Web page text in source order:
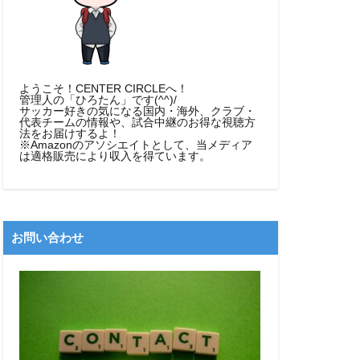
ようこそ！CENTER CIRCLEへ！
管理人の「ひろたん」です(^^)/
サッカー好きの気になる国内・海外、クラブ・
代表チームの情報や、試合中継のお得な視聴方
法をお届けするよ！
※Amazonのアソシエイトとして、当メディア
は適格販売により収入を得ています。
お問い合わせ